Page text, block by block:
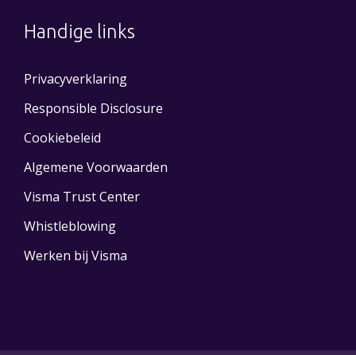
Handige links
Privacyverklaring
Responsible Disclosure
Cookiebeleid
Algemene Voorwaarden
Visma Trust Center
Whistleblowing
Werken bij Visma